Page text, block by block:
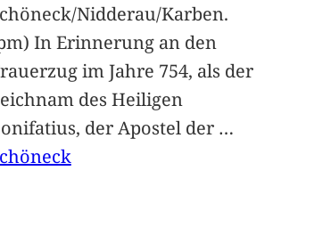
Nidderau/Karben.
In Erinnerung an den
im Jahre 754, als der
des Heiligen
der Apostel der …